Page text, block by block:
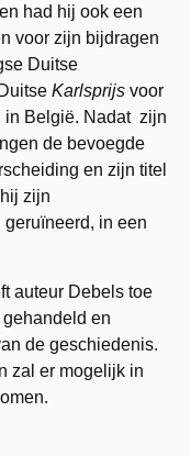
had hij ook een
voor zijn bijdragen
Duitse
Karlsprijs voor
in België. Nadat zijn
de bevoegde
en zijn titel
zijn
in een
auteur Debels toe
en
de geschiedenis.
zal er mogelijk in